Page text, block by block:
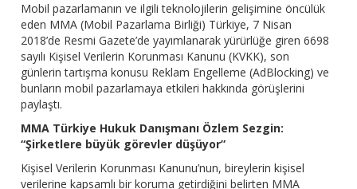
Mobil pazarlamanın ve ilgili teknolojilerin gelişimine öncülük
eden MMA (Mobil Pazarlama Birliği) Türkiye, 7 Nisan
2018’de Resmi Gazete’de yayımlanarak yürürlüğe giren 6698
sayılı Kişisel Verilerin Korunması Kanunu (KVKK), son
günlerin tartışma konusu Reklam Engelleme (AdBlocking) ve
bunların mobil pazarlamaya etkileri hakkında görüşlerini
paylaştı.
MMA Türkiye Hukuk Danışmanı Özlem Sezgin:
“Şirketlere büyük görevler düşüyor”
Kişisel Verilerin Korunması Kanunu’nun, bireylerin kişisel
verilerine kapsamlı bir koruma getirdiğini belirten MMA